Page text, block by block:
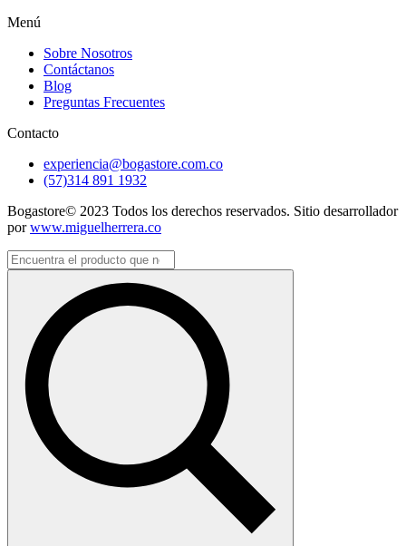
Menú
Sobre Nosotros
Contáctanos
Blog
Preguntas Frecuentes
Contacto
experiencia@bogastore.com.co
(57)314 891 1932
Bogastore© 2023 Todos los derechos reservados. Sitio desarrollador
porwww.miguelherrera.co